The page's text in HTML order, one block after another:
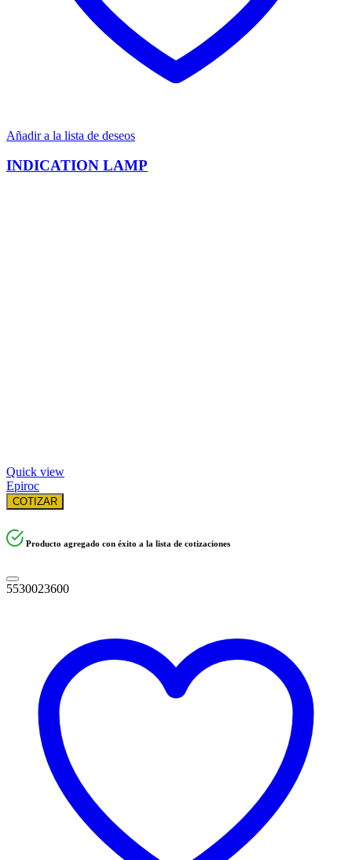
Añadir a la lista de deseos
INDICATION LAMP
Quick view
Epiroc
COTIZAR
Producto agregado con éxito a la lista de cotizaciones
5530023600